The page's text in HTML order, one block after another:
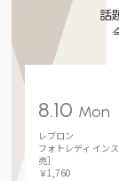
話
8.10 Mon
レブロン
フォトレディ イン
売］
￥1,760